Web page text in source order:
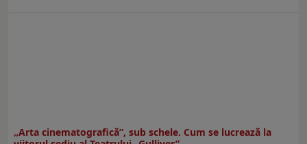
„Arta cinematografică”, sub schele. Cum se lucrează la